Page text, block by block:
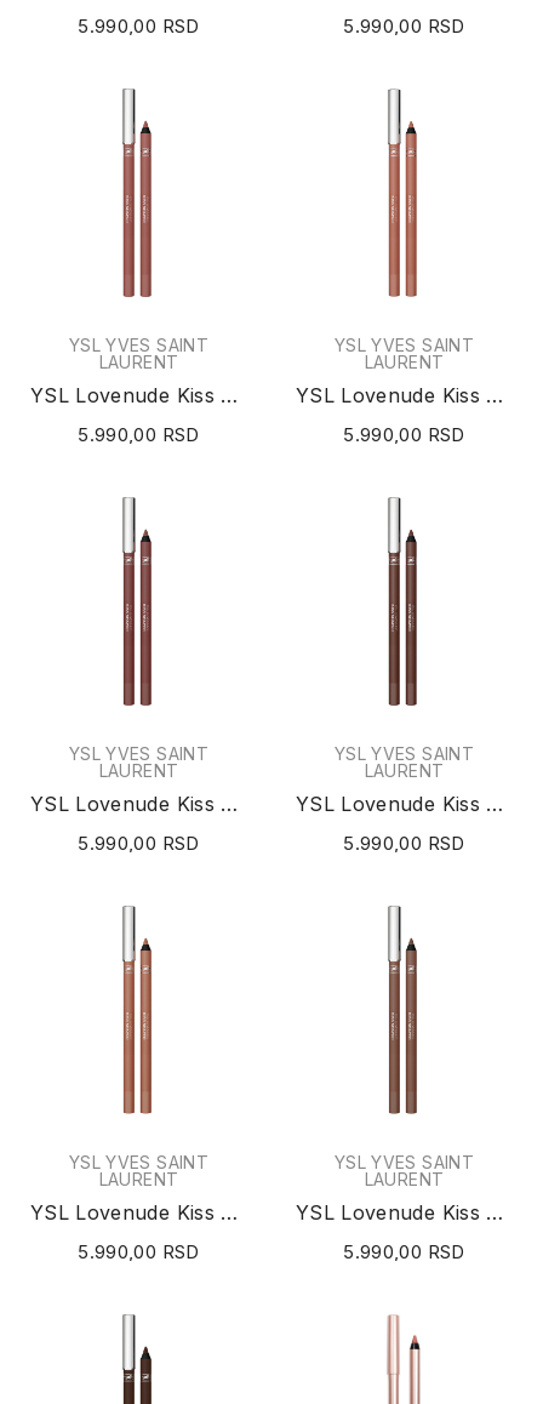
5.990,00 RSD 5.990,00 RSD
YSL YVES SAINT
LAURENT
YSL Lovenude Kiss Shaper Lip Liner (N°104...
5.990,00 RSD
YSL YVES SAINT
LAURENT
YSL Lovenude Kiss Shaper Lip Liner (N°105 Burnt...
5.990,00 RSD
YSL YVES SAINT
LAURENT
YSL Lovenude Kiss Shaper Lip Liner (N°106 Spicy...
5.990,00 RSD
YSL YVES SAINT
LAURENT
YSL Lovenude Kiss Shaper Lip Liner (N°107 Cocoa...
5.990,00 RSD
YSL YVES SAINT
LAURENT
YSL Lovenude Kiss Shaper Lip Liner (N°108 Hazel...
5.990,00 RSD
YSL YVES SAINT
LAURENT
YSL Lovenude Kiss Shaper Lip Liner (N°109...
5.990,00 RSD